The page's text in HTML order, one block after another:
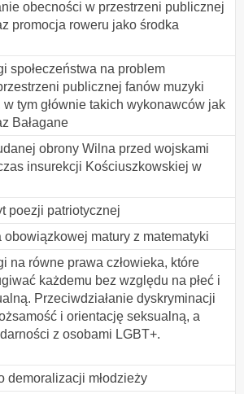
obecności w przestrzeni publicznej
promocja roweru jako środka
społeczeństwa na problem
publicznej fanów muzyki
tym głównie takich wykonawców jak
Bałagane
obrony Wilna przed wojskami
insurekcji Kościuszkowskiej w
poezji patriotycznej
obowiązkowej matury z matematyki
na równe prawa człowieka, które
każdemu bez względu na płeć i
Przeciwdziałanie dyskryminacji
i orientację seksualną, a
z osobami LGBT+.
demoralizacji młodzieży